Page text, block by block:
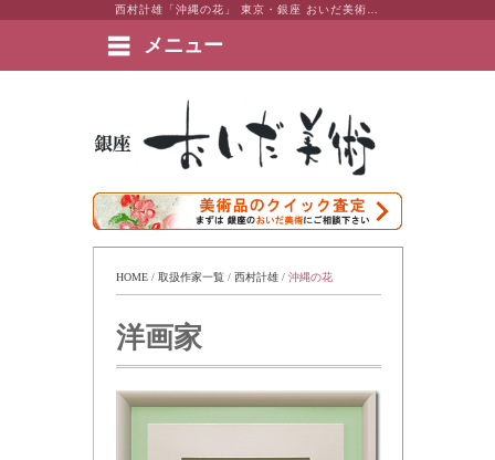
メニュー
絵画など美術品の販売と買取 | 東京・銀座 おいだ美術
HOME / 取扱作家一覧 / 西村計雄 / 沖縄の花
洋画家